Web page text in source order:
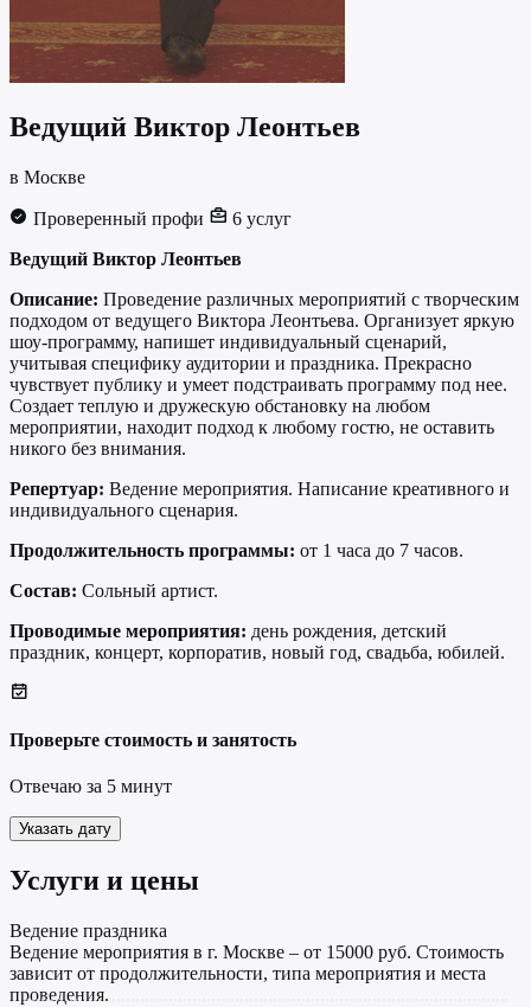
Ведущий Виктор Леонтьев
в Москве
Проверенный профи
6 услуг
Ведущий Виктор Леонтьев
Описание: Проведение различных мероприятий с творческим
подходом от ведущего Виктора Леонтьева. Организует яркую
шоу-программу, напишет индивидуальный сценарий,
учитывая специфику аудитории и праздника. Прекрасно
чувствует публику и умеет подстраивать программу под нее.
Создает теплую и дружескую обстановку на любом
мероприятии, находит подход к любому гостю, не оставить
никого без внимания.
Репертуар: Ведение мероприятия. Написание креативного и
индивидуального сценария.
Продолжительность программы: от 1 часа до 7 часов.
Состав: Сольный артист.
Проводимые мероприятия: день рождения, детский
праздник, концерт, корпоратив, новый год, свадьба, юбилей.
Проверьте стоимость и занятость
Отвечаю за 5 минут
Указать дату
Услуги и цены
Ведение праздника
Ведение мероприятия в г. Москве – от 15000 руб. Стоимость
зависит от продолжительности, типа мероприятия и места
проведения.